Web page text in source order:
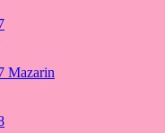
Mazarin